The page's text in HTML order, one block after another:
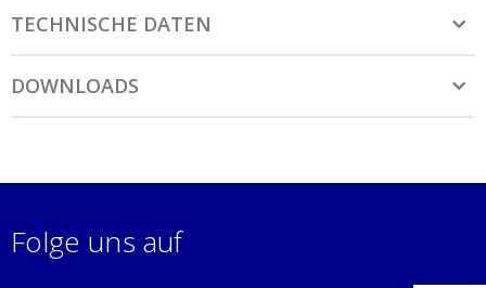
TECHNISCHE DATEN
DOWNLOADS
Folge uns auf